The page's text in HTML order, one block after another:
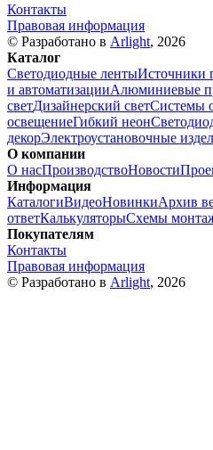
Контакты
Правовая информация
© Разработано в Arlight, 2026
Каталог
Светодиодные лентыИсточники
и автоматизацииАлюминиевые
светДизайнерский светСистемы
освещениеГибкий неон
декорЭлектроустановочные
О компании
О насПроизводствоНовости
Информация
КаталогиВидеоНовинкиАрхив
ответКалькуляторыСхемы
Покупателям
Контакты
Правовая информация
© Разработано в Arlight, 2026